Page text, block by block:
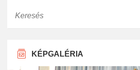
KÉPGALÉRIA